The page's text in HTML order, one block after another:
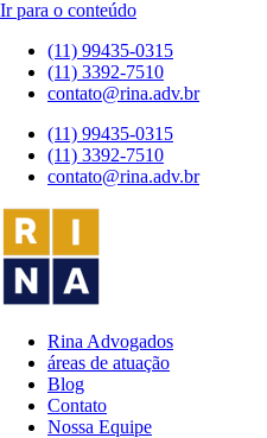
Ir para o conteúdo
(11) 99435-0315
(11) 3392-7510
contato@rina.adv.br
(11) 99435-0315
(11) 3392-7510
contato@rina.adv.br
Rina Advogados
áreas de atuação
Blog
Contato
Nossa Equipe